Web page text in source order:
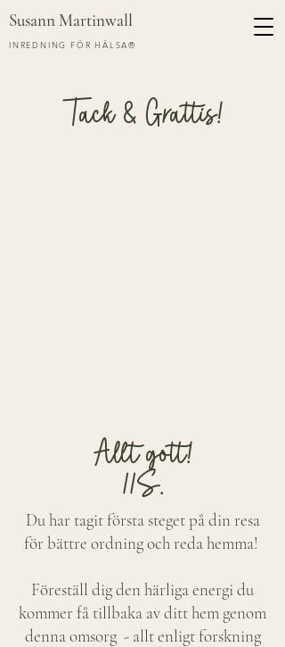
Susann Martinwall
INREDNING FÖR HÄLSA®
Tack & Grattis!
Allt gott!
//S.
Du har tagit första steget på din resa
för bättre ordning och reda hemma!
Föreställ dig den härliga energi du
kommer få tillbaka av ditt hem genom
denna omsorg - allt enligt forskning